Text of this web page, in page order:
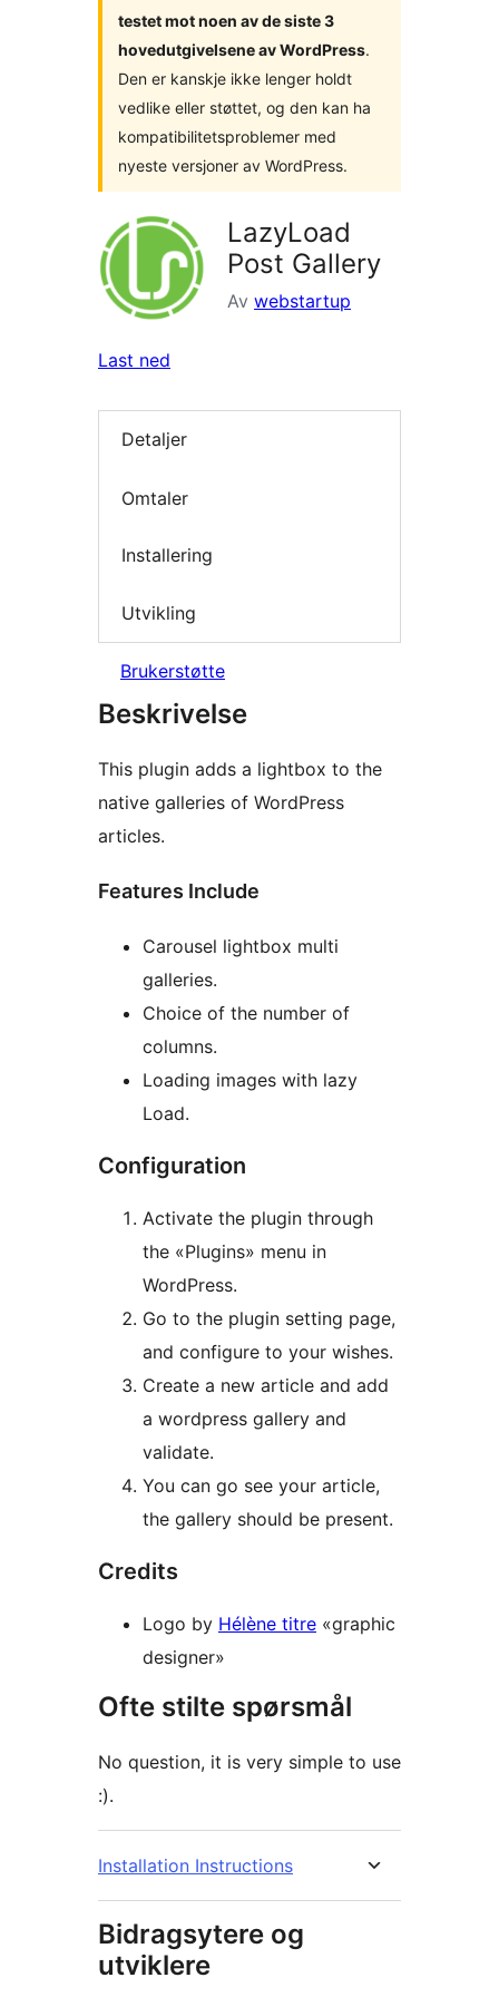
testet mot noen av de siste 3
hovedutgivelsene av WordPress.
Den er kanskje ikke lenger holdt
vedlike eller støttet, og den kan ha
kompatibilitetsproblemer med
nyeste versjoner av WordPress.
LazyLoad
Post Gallery
Av webstartup
Last ned
Detaljer
Omtaler
Installering
Utvikling
Brukerstøtte
Beskrivelse
This plugin adds a lightbox to the
native galleries of WordPress
articles.
Features Include
Carousel lightbox multi
galleries.
Choice of the number of
columns.
Loading images with lazy
Load.
Configuration
Activate the plugin through
the «Plugins» menu in
WordPress.
Go to the plugin setting page,
and configure to your wishes.
Create a new article and add
a wordpress gallery and
validate.
You can go see your article,
the gallery should be present.
Credits
Logo by Hélène titre «graphic
designer»
Ofte stilte spørsmål
No question, it is very simple to use
:).
Installation Instructions
Bidragsytere og
utviklere